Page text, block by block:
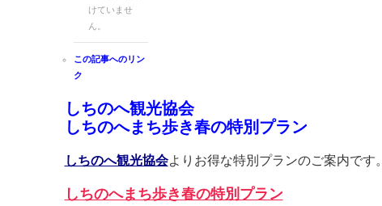
けていませ
ん。
この記事へのリン
ク
しちのへ観光協会
しちのへまち歩き春の特別プラン
しちのへ観光協会よりお得な特別プランのご案内です。
しちのへまち歩き春の特別プラン